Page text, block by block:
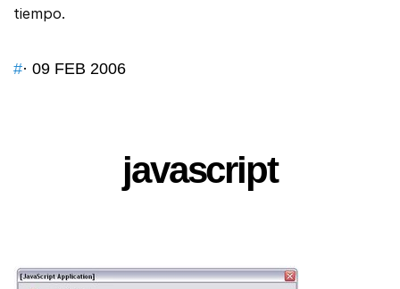
tiempo.
#· 09 FEB 2006
javascript